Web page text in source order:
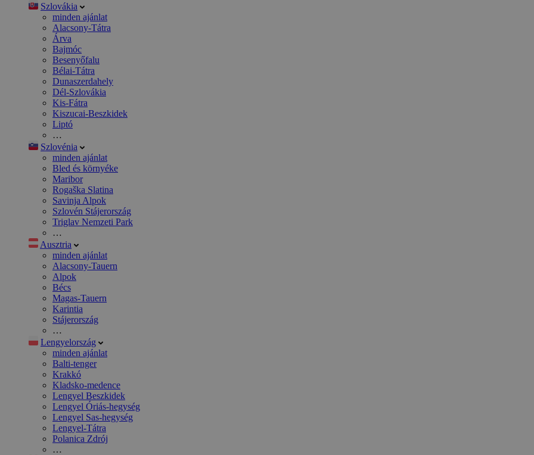
Szlovákia
minden ajánlat
Alacsony-Tátra
Árva
Bajmóc
Besenyőfalu
Bélai-Tátra
Dunaszerdahely
Dél-Szlovákia
Kis-Fátra
Kiszucai-Beszkidek
Liptó
…
Szlovénia
minden ajánlat
Bled és környéke
Maribor
Rogaška Slatina
Savinja Alpok
Szlovén Stájerország
Triglav Nemzeti Park
…
Ausztria
minden ajánlat
Alacsony-Tauern
Alpok
Bécs
Magas-Tauern
Karintia
Stájerország
…
Lengyelország
minden ajánlat
Balti-tenger
Krakkó
Kladsko-medence
Lengyel Beszkidek
Lengyel Óriás-hegység
Lengyel Sas-hegység
Lengyel-Tátra
Polanica Zdrój
…